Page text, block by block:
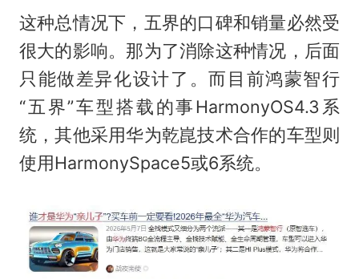
这种总情况下，五界的口碑和销量必然受
很大的影响。那为了消除这种情况，后面
只能做差异化设计了。而目前鸿蒙智行
“五界”车型搭载的事HarmonyOS4.3系
统，其他采用华为乾崑技术合作的车型则
使用HarmonySpace5或6系统。